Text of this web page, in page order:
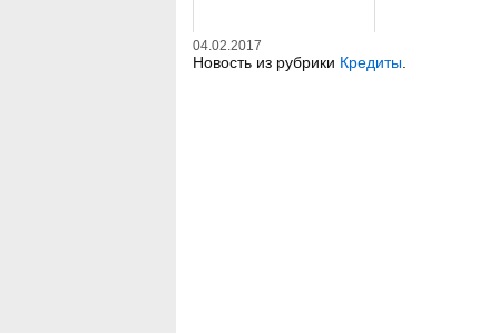
04.02.2017
Новость из рубрики Кредиты